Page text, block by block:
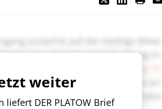
weiter
liefert DER PLATOW Brief